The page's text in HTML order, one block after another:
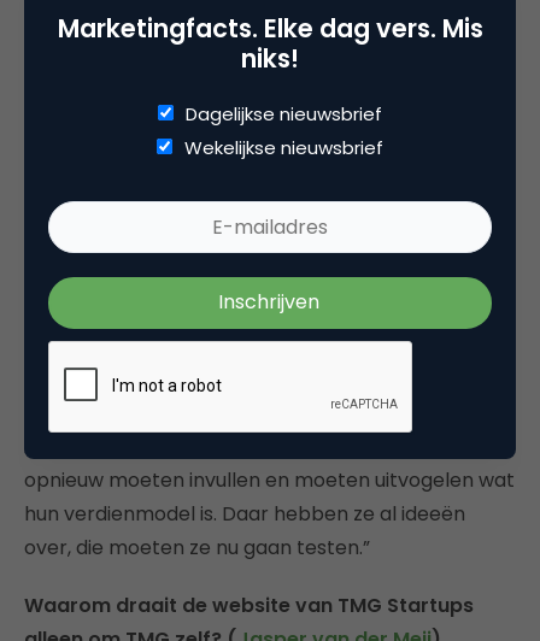
toe ben ik behoorlijk onder de indruk van ze. Als het
goed gaat, gaan we daadwerkelijk investeren, nu
Wat doet Partyclap?
“Ze zijn bezig een platform op te zetten voor
crowdfunding van evenementen. Stel je organiseert
een vrijgezellenfeest. Met je vriendenprik je via
Partyclap
een datum, een locatie en je legt geld bij
elkaar. Maar het platform kan ook gebruikt worden
voor grote publieke evenementen waar meer
mensen op af komen, zoals een bandje. Ze zitten nu
in de fase dat zij hun
opnieuw moeten invullen en moeten uitvogelen wat
hun verdienmodel is. Daar hebben ze al ideeën
over, die moeten ze nu gaan testen.”
Waarom draait de website van TMG Startups
Marketingfacts. Elke dag vers. Mis
niks!
Dagelijkse nieuwsbrief
Wekelijkse nieuwsbrief